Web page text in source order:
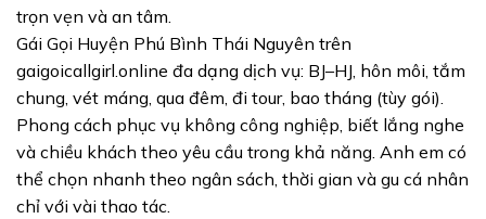
trọn vẹn và an tâm.
Gái Gọi Huyện Phú Bình Thái Nguyên trên
gaigoicallgirl.online đa dạng dịch vụ: BJ–HJ, hôn môi, tắm
chung, vét máng, qua đêm, đi tour, bao tháng (tùy gói).
Phong cách phục vụ không công nghiệp, biết lắng nghe
và chiều khách theo yêu cầu trong khả năng. Anh em có
thể chọn nhanh theo ngân sách, thời gian và gu cá nhân
chỉ với vài thao tác.